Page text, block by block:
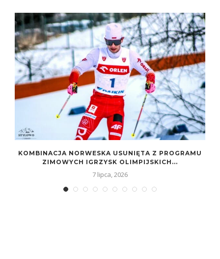
KOMBINACJA NORWESKA USUNIĘTA Z PROGRAMU
ZIMOWYCH IGRZYSK OLIMPIJSKICH...
7 lipca, 2026